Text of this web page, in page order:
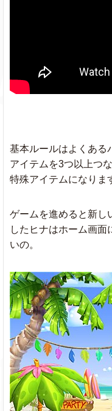
基本ルールはよくある
アイテムを3つ以上つ
特殊アイテムになりま
ゲームを進めると新し
したヒナはホーム画面
いの。